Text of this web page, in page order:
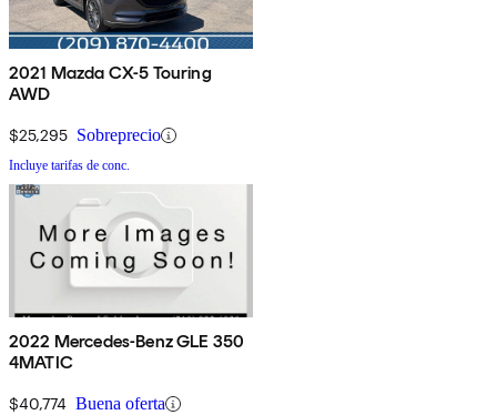
2021 Mazda CX-5 Touring
AWD
$25,295 Sobreprecio
Incluye tarifas de conc.
2022 Mercedes-Benz GLE 350
4MATIC
$40,774 Buena oferta